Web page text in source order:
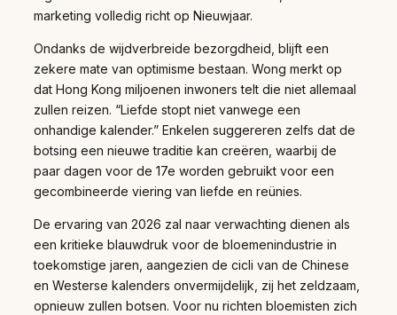
marketing volledig richt op Nieuwjaar.
Ondanks de wijdverbreide bezorgdheid, blijft een
zekere mate van optimisme bestaan. Wong merkt op
dat Hong Kong miljoenen inwoners telt die niet allemaal
zullen reizen. “Liefde stopt niet vanwege een
onhandige kalender.” Enkelen suggereren zelfs dat de
botsing een nieuwe traditie kan creëren, waarbij de
paar dagen voor de 17e worden gebruikt voor een
gecombineerde viering van liefde en reünies.
De ervaring van 2026 zal naar verwachting dienen als
een kritieke blauwdruk voor de bloemenindustrie in
toekomstige jaren, aangezien de cicli van de Chinese
en Westerse kalenders onvermijdelijk, zij het zeldzaam,
opnieuw zullen botsen. Voor nu richten bloemisten zich